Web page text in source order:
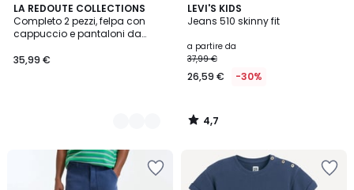
LA REDOUTE COLLECTIONS
Completo 2 pezzi, felpa con
cappuccio e pantaloni da
35,99 €
2
Colori
LEVI'S KIDS
Jeans 510 skinny fit
a partire da
37,99 €
26,59 € -30%
4,7
/ 5
4,7
/